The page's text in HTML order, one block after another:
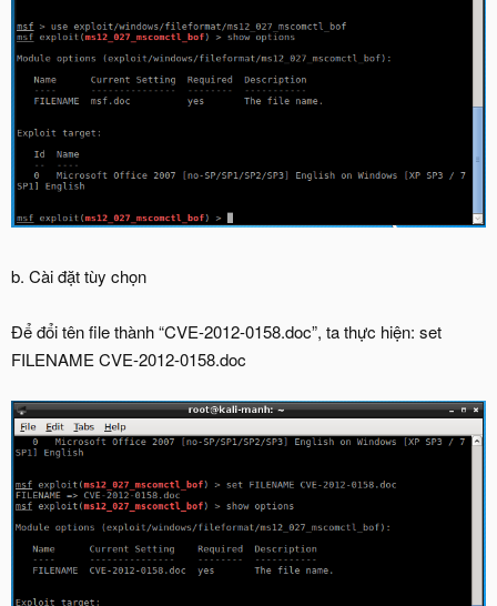
b. Cài đặt tùy chọn
Để đổi tên file thành “CVE-2012-0158.doc”, ta thực hiện: set
FILENAME CVE-2012-0158.doc